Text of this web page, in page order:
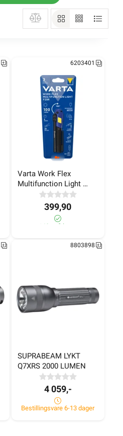
Varta Work Flex
Multifunction Light
F20R Oppladbar
6203401
399,90
140+ på lager
SUPRABEAM LYKT
Q7XRS 2000 LUMEN
8803898
4 059,-
Bestillingsvare 6-13 dager